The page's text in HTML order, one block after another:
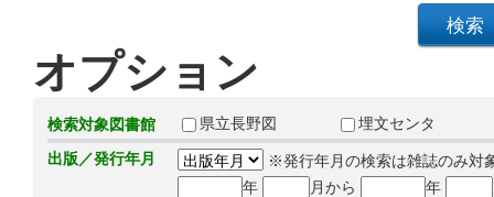
オプション
検索対象図書館 県立長野図
埋文センタ
出版／発行年月
※発行年月の検索は雑誌のみ対
年
月から 年